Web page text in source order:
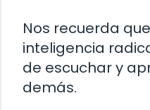
Nos recuerda
inteligencia
de escuchar y
demás.